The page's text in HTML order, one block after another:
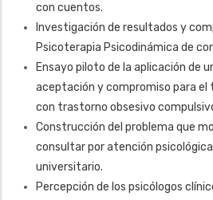
con cuentos.
Investigación de resultados y
Psicoterapia Psicodinámica de
Ensayo piloto de la aplicación de
aceptación y compromiso para
con trastorno obsesivo
Construcción del problema que
consultar por atención
universitario.
Percepción de los psicólogos